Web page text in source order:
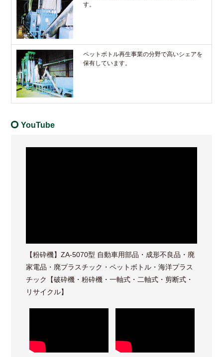
す。
ペットボトル再生事業の分野で高いシェアを
保有しています。
YouTube
【粉砕機】ZA-5070型 自動車用部品・成形不良品・廃
家電品・廃プラスチック・ペットボトル・海洋プラス
チック【破砕機・粉砕機・一軸式・二軸式・剪断式・
リサイクル】